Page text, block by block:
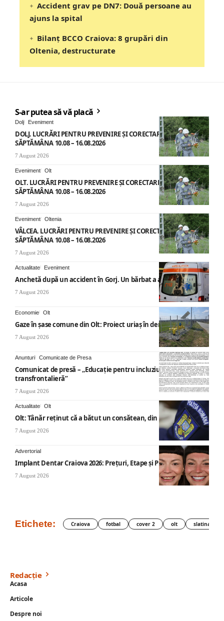
Accident grav pe DN7: Două persoane au
ajuns la spital
Bilanț BCCO Craiova: 8 grupări din
Oltenia, destructurate
S-ar putea să vă placă
Dolj Eveniment
DOLJ. LUCRĂRI PENTRU PREVENIRE ȘI CORECTARE AVARII –
SĂPTĂMÂNA 10.08 – 16.08.2026
7 August 2026
Eveniment Olt
OLT. LUCRĂRI PENTRU PREVENIRE ȘI CORECTARE AVARII –
SĂPTĂMÂNA 10.08 – 16.08.2026
7 August 2026
Eveniment Oltenia
VÂLCEA. LUCRĂRI PENTRU PREVENIRE ȘI CORECTARE AVARII –
SĂPTĂMÂNA 10.08 – 16.08.2026
7 August 2026
Actualitate Eveniment
Anchetă după un accident în Gorj. Un bărbat a ajuns la spital
7 August 2026
Economie Olt
Gaze în șase comune din Olt: Proiect uriaș în derulare
7 August 2026
Anunturi Comunicate de Presa
Comunicat de presă – „Educație pentru incluziune – O abordare
transfrontalieră”
7 August 2026
Actualitate Olt
Olt: Tânăr reţinut că a bătut un consătean, din cauza muzicii
7 August 2026
Advertorial
Implant Dentar Craiova 2026: Preţuri, Etape şi Plata în Rate
7 August 2026
Etichete: Craiova fotbal cover 2 olt slatina
Redacție
Acasa
Articole
Despre noi